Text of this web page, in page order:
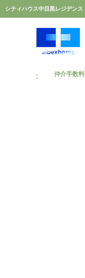
シティハウス中目黒レジデン
仲介手数